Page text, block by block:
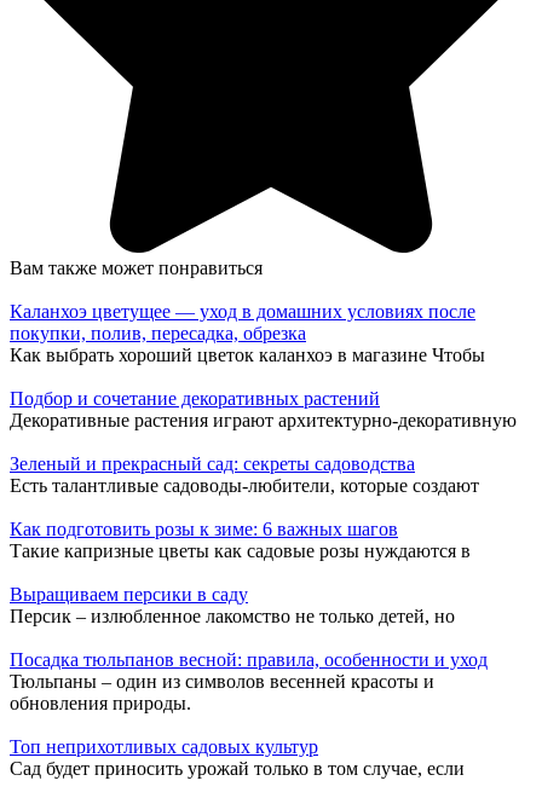
Вам также может понравиться
Каланхоэ цветущее — уход в домашних условиях после
покупки, полив, пересадка, обрезка
Как выбрать хороший цветок каланхоэ в магазине Чтобы
Подбор и сочетание декоративных растений
Декоративные растения играют архитектурно-декоративную
Зеленый и прекрасный сад: секреты садоводства
Есть талантливые садоводы-любители, которые создают
Как подготовить розы к зиме: 6 важных шагов
Такие капризные цветы как садовые розы нуждаются в
Выращиваем персики в саду
Персик – излюбленное лакомство не только детей, но
Посадка тюльпанов весной: правила, особенности и уход
Тюльпаны – один из символов весенней красоты и
обновления природы.
Топ неприхотливых садовых культур
Сад будет приносить урожай только в том случае, если